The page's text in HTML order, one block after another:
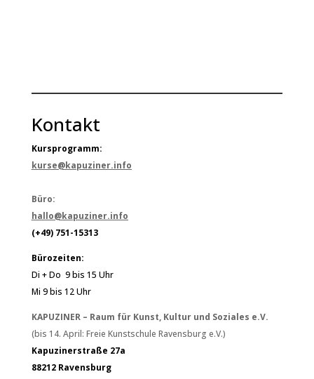
Kontakt
Kursprogramm:
kurse@kapuziner.info
Büro:
hallo@kapuziner.info
(+49) 751-15313
Bürozeiten:
Di + Do 9 bis 15 Uhr
Mi 9 bis 12 Uhr
KAPUZINER – Raum für Kunst, Kultur und Soziales e.V.
(bis 14. April: Freie Kunstschule Ravensburg e.V.)
Kapuzinerstraße 27a
88212 Ravensburg